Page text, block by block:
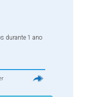
durante 1 ano